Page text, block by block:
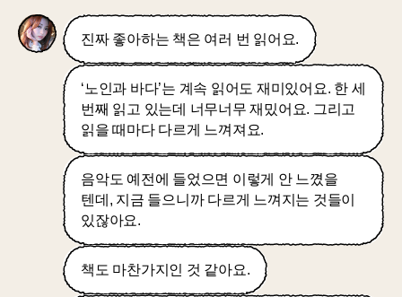
진짜 좋아하는 책은 여러 번 읽어요.
‘노인과 바다’는 계속 읽어도 재미있어요. 한 세
번째 읽고 있는데 너무너무 재밌어요. 그리고
읽을 때마다 다르게 느껴져요.
음악도 예전에 들었으면 이렇게 안 느꼈을
텐데, 지금 들으니까 다르게 느껴지는 것들이
있잖아요.
책도 마찬가지인 것 같아요.